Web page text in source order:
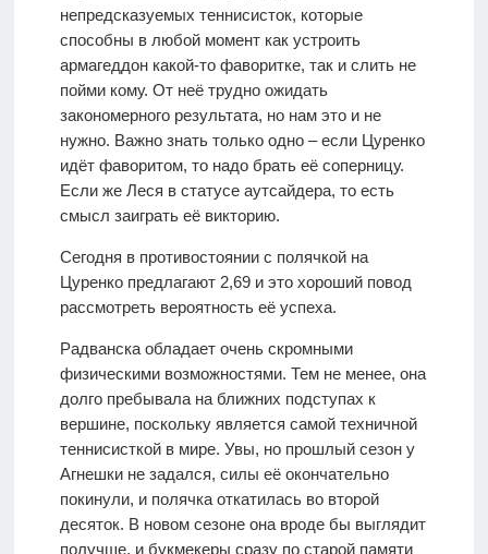
непредсказуемых теннисисток, которые
способны в любой момент как устроить
армагеддон какой-то фаворитке, так и слить не
пойми кому. От неё трудно ожидать
закономерного результата, но нам это и не
нужно. Важно знать только одно – если Цуренко
идёт фаворитом, то надо брать её соперницу.
Если же Леся в статусе аутсайдера, то есть
смысл заиграть её викторию.
Сегодня в противостоянии с полячкой на
Цуренко предлагают 2,69 и это хороший повод
рассмотреть вероятность её успеха.
Радванска обладает очень скромными
физическими возможностями. Тем не менее, она
долго пребывала на ближних подступах к
вершине, поскольку является самой техничной
теннисисткой в мире. Увы, но прошлый сезон у
Агнешки не задался, силы её окончательно
покинули, и полячка откатилась во второй
десяток. В новом сезоне она вроде бы выглядит
получше, и букмекеры сразу по старой памяти